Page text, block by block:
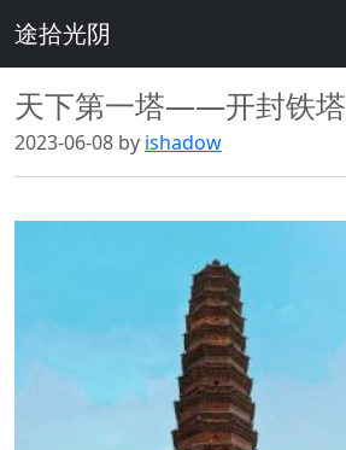
途拾光阴
天下第一塔——开封铁塔
2023-06-08 by ishadow